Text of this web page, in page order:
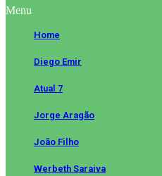
Menu
Home
Diego Emir
Atual 7
Jorge Aragão
João Filho
Werbeth Saraiva